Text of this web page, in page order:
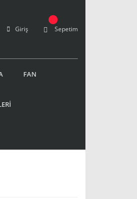
Giriş Sepetim
FAN